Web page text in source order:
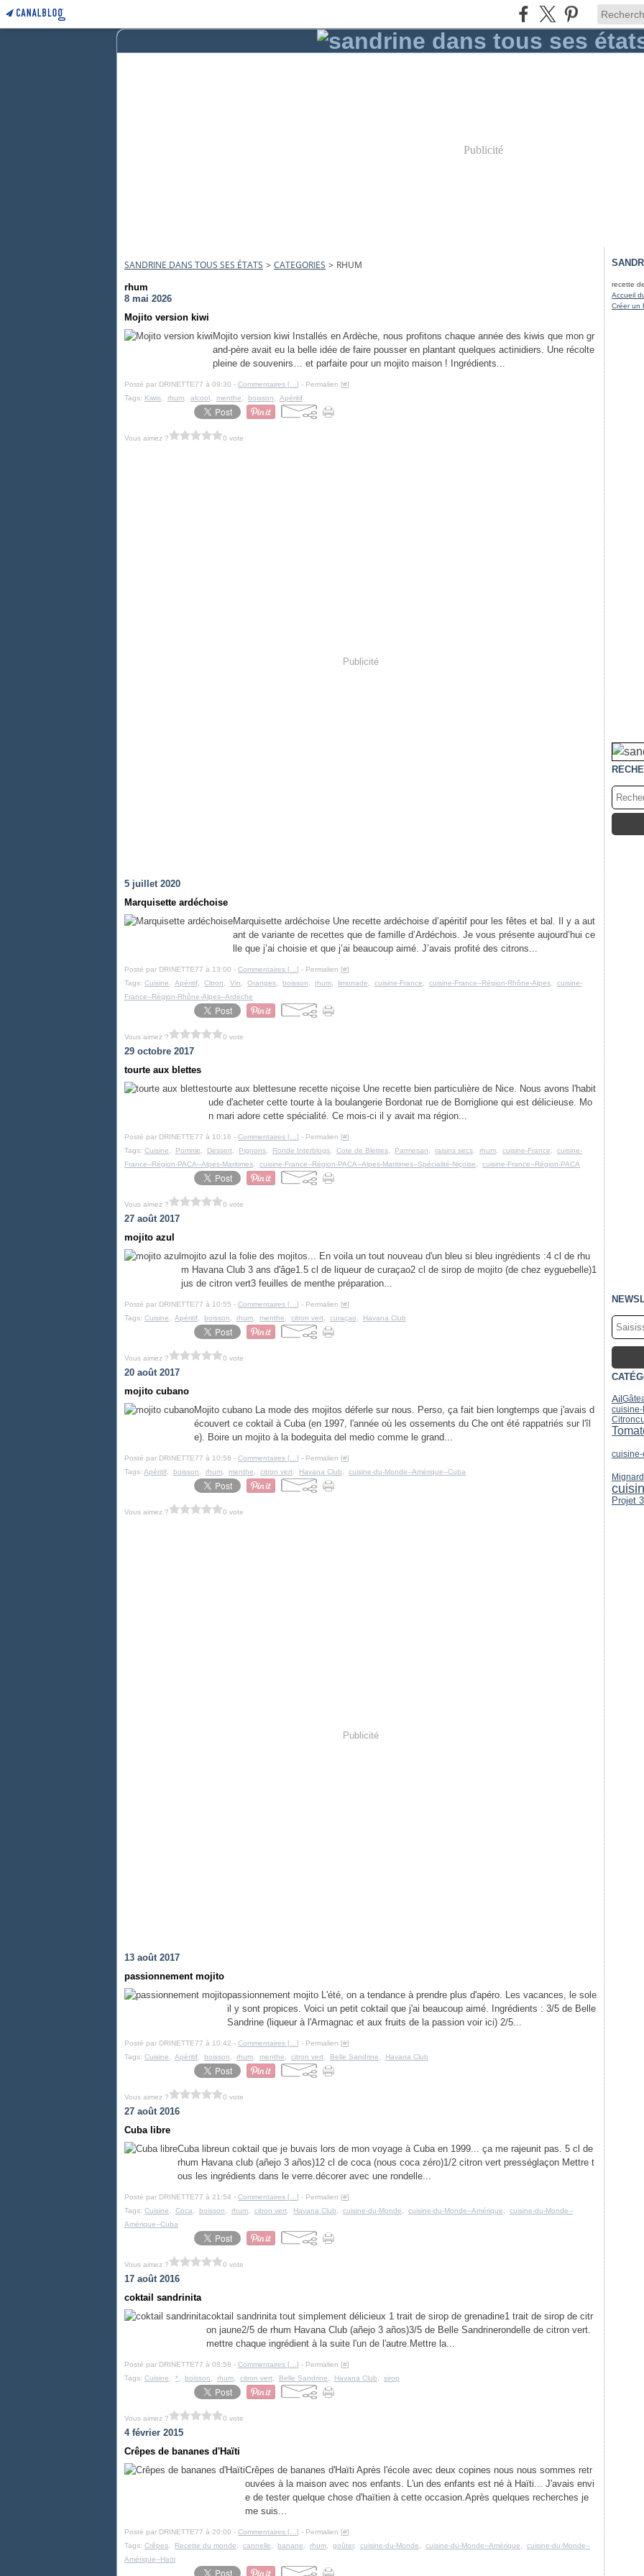
Publicité
SANDRINE DANS TOUS SES ÉTATS > CATEGORIES > RHUM
rhum
8 mai 2026
Mojito version kiwi
Mojito version kiwi Installés en Ardèche, nous profitons chaque année des kiwis que mon gr
and-père avait eu la belle idée de faire pousser en plantant quelques actinidiers. Une récolte
pleine de souvenirs… et parfaite pour un mojito maison ! Ingrédients...
Posté par DRINETTE77 à 09:30 - Commentaires [ ] - Permalien [#]
Tags: Kiwis rhum alcool menthe boisson Apéritif
Vous aimez ? 0 vote
Publicité
5 juillet 2020
Marquisette ardéchoise
Marquisette ardéchoise Une recette ardéchoise d’apéritif pour les fêtes et bal. Il y a aut
ant de variante de recettes que de famille d’Ardéchois. Je vous présente aujourd’hui ce
lle que j’ai choisie et que j’ai beaucoup aimé. J’avais profité des citrons...
Posté par DRINETTE77 à 13:00 - Commentaires [ ] - Permalien [#]
Tags: Cuisine Apéritif Citron Vin Oranges boisson rhum limonade cuisine-France cuisine-France--Région-Rhône-Alpes
cuisine-
France--Région-Rhône-Alpes--Ardèche
Vous aimez ? 0 vote
29 octobre 2017
tourte aux blettes
tourte aux blettesune recette niçoise Une recette bien particulière de Nice. Nous avons l'habit
ude d'acheter cette tourte à la boulangerie Bordonat rue de Borriglione qui est délicieuse. Mo
n mari adore cette spécialité. Ce mois-ci il y avait ma région...
Posté par DRINETTE77 à 10:16 - Commentaires [ ] - Permalien [#]
Tags: Cuisine Pomme Dessert Pignons Ronde Interblogs Cote de Blettes Parmesan raisins secs rhum cuisine-France
cuisine-
France--Région-PACA--Alpes-Maritimes
cuisine-France--Région-PACA--Alpes-Maritimes--Spécialité-Niçoise cuisine-France--Région-PACA
Vous aimez ? 0 vote
27 août 2017
mojito azul
mojito azul la folie des mojitos... En voila un tout nouveau d'un bleu si bleu ingrédients :4 cl de rhu
m Havana Club 3 ans d'âge1.5 cl de liqueur de curaçao2 cl de sirop de mojito (de chez eyguebelle)1
jus de citron vert3 feuilles de menthe préparation...
Posté par DRINETTE77 à 10:55 - Commentaires [ ] - Permalien [#]
Tags: Cuisine Apéritif boisson rhum menthe citron vert curaçao Havana Club
Vous aimez ? 0 vote
20 août 2017
mojito cubano
Mojito cubano La mode des mojitos déferle sur nous. Perso, ça fait bien longtemps que j'avais d
écouvert ce coktail à Cuba (en 1997, l'année où les ossements du Che ont été rappatriés sur l'îl
e). Boire un mojito à la bodeguita del medio comme le grand...
Posté par DRINETTE77 à 10:58 - Commentaires [ ] - Permalien [#]
Tags: Apéritif boisson rhum menthe citron vert Havana Club cuisine-du-Monde--Amérique--Cuba
Vous aimez ? 0 vote
Publicité
13 août 2017
passionnement mojito
passionnement mojito L'été, on a tendance à prendre plus d'apéro. Les vacances, le sole
il y sont propices. Voici un petit coktail que j'ai beaucoup aimé. Ingrédients : 3/5 de Belle
Sandrine (liqueur à l'Armagnac et aux fruits de la passion voir ici) 2/5...
Posté par DRINETTE77 à 10:42 - Commentaires [ ] - Permalien [#]
Tags: Cuisine Apéritif boisson rhum menthe citron vert Belle Sandrine Havana Club
Vous aimez ? 0 vote
27 août 2016
Cuba libre
Cuba libreun coktail que je buvais lors de mon voyage à Cuba en 1999... ça me rajeunit pas. 5 cl de
rhum Havana club (añejo 3 años)12 cl de coca (nous coca zéro)1/2 citron vert prességlaçon Mettre t
ous les ingrédients dans le verre.décorer avec une rondelle...
Posté par DRINETTE77 à 21:54 - Commentaires [ ] - Permalien [#]
Tags: Cuisine Coca boisson rhum citron vert Havana Club cuisine-du-Monde cuisine-du-Monde--Amérique
cuisine-du-Monde--
Amérique--Cuba
Vous aimez ? 0 vote
17 août 2016
coktail sandrinita
coktail sandrinita tout simplement délicieux 1 trait de sirop de grenadine1 trait de sirop de citr
on jaune2/5 de rhum Havana Club (añejo 3 años)3/5 de Belle Sandrinerondelle de citron vert.
mettre chaque ingrédient à la suite l'un de l'autre.Mettre la...
Posté par DRINETTE77 à 08:58 - Commentaires [ ] - Permalien [#]
Tags: Cuisine * boisson rhum citron vert Belle Sandrine Havana Club sirop
Vous aimez ? 0 vote
4 février 2015
Crêpes de bananes d'Haïti
Crêpes de bananes d'Haïti Après l'école avec deux copines nous nous sommes retr
ouvées à la maison avec nos enfants. L'un des enfants est né à Haïti... J'avais envi
e de tester quelque chose d'haïtien à cette occasion.Après quelques recherches je
me suis...
Posté par DRINETTE77 à 20:00 - Commentaires [ ] - Permalien [#]
Tags: Crêpes Recette du monde cannelle banane rhum goûter, cuisine-du-Monde cuisine-du-Monde--Amérique
cuisine-du-Monde--
Amérique--Haïti
recette
Accueil
Créer un
Ail
cuisine-
Citron
Projet